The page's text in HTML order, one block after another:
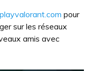
pour
sur les réseaux
amis avec